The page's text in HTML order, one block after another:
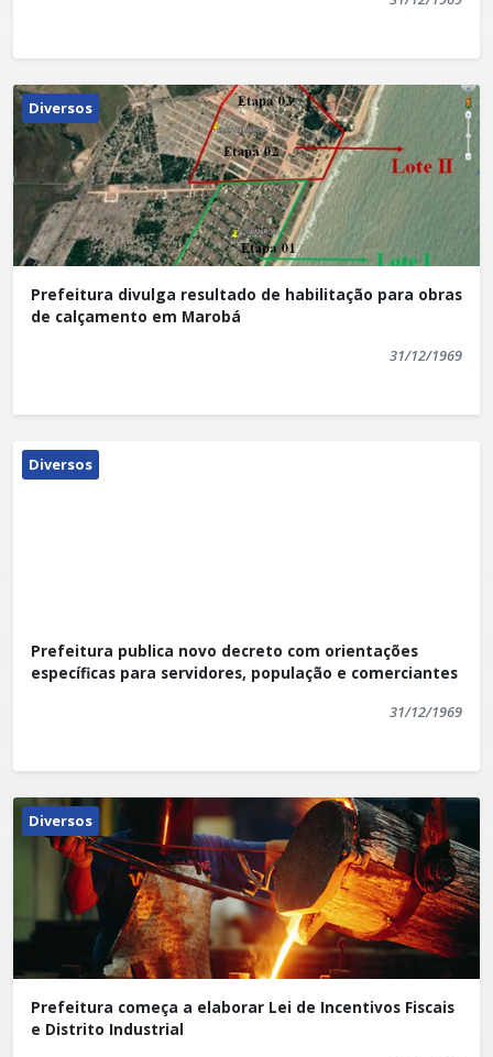
Diversos
Prefeitura divulga resultado de habilitação para obras
de calçamento em Marobá
31/12/1969
Diversos
Prefeitura publica novo decreto com orientações
específicas para servidores, população e comerciantes
31/12/1969
Diversos
Prefeitura começa a elaborar Lei de Incentivos Fiscais
e Distrito Industrial